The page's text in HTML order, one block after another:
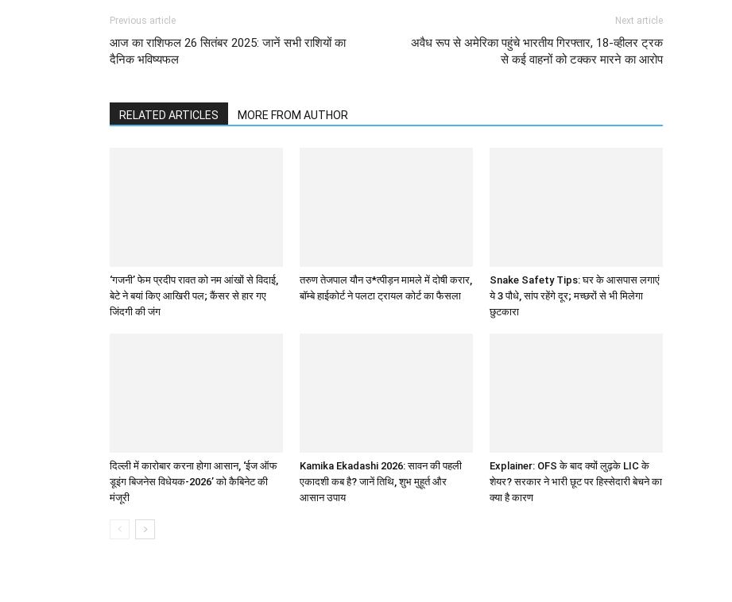
Previous article
आज का राशिफल 26 सितंबर 2025: जानें सभी राशियों का
दैनिक भविष्यफल
Next article
अवैध रूप से अमेरिका पहुंचे भारतीय गिरफ्तार, 18-व्हीलर ट्रक
से कई वाहनों को टक्कर मारने का आरोप
RELATED ARTICLES MORE FROM AUTHOR
‘गजनी’ फेम प्रदीप रावत को नम आंखों से विदाई,
बेटे ने बयां किए आखिरी पल; कैंसर से हार गए
जिंदगी की जंग
तरुण तेजपाल यौन उ*त्पीड़न मामले में दोषी करार,
बॉम्बे हाईकोर्ट ने पलटा ट्रायल कोर्ट का फैसला
Snake Safety Tips: घर के आसपास लगाएं
ये 3 पौधे, सांप रहेंगे दूर; मच्छरों से भी मिलेगा
छुटकारा
दिल्ली में कारोबार करना होगा आसान, ‘ईज ऑफ
डूइंग बिजनेस विधेयक-2026’ को कैबिनेट की
मंजूरी
Kamika Ekadashi 2026: सावन की पहली
एकादशी कब है? जानें तिथि, शुभ मुहूर्त और
आसान उपाय
Explainer: OFS के बाद क्यों लुढ़के LIC के
शेयर? सरकार ने भारी छूट पर हिस्सेदारी बेचने का
क्या है कारण